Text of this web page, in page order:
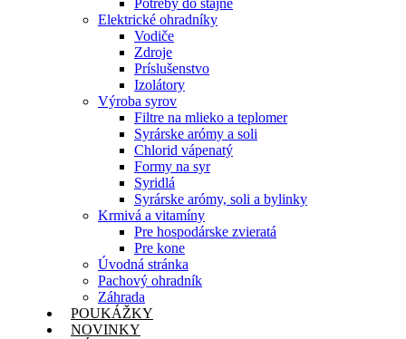
Potreby do stajne
Elektrické ohradníky
Vodiče
Zdroje
Príslušenstvo
Izolátory
Výroba syrov
Filtre na mlieko a teplomer
Syrárske arómy a soli
Chlorid vápenatý
Formy na syr
Syridlá
Syrárske arómy, soli a bylinky
Krmivá a vitamíny
Pre hospodárske zvieratá
Pre kone
Úvodná stránka
Pachový ohradník
Záhrada
POUKÁŽKY
NOVINKY